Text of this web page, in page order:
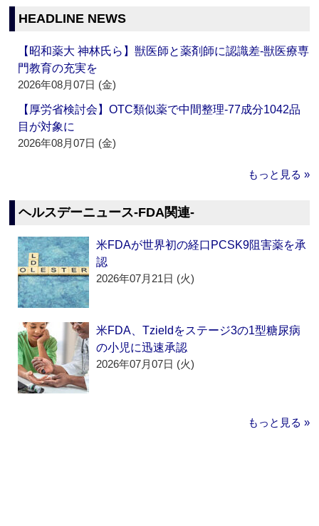
HEADLINE NEWS
【昭和薬大 神林氏ら】獣医師と薬剤師に認識差‐獣医療専
門教育の充実を
2026年08月07日 (金)
【厚労省検討会】OTC類似薬で中間整理‐77成分1042品
目が対象に
2026年08月07日 (金)
もっと見る »
ヘルスデーニュース‐FDA関連‐
米FDAが世界初の経口PCSK9阻害薬を承
認
2026年07月21日 (火)
米FDA、Tzieldをステージ3の1型糖尿病
の小児に迅速承認
2026年07月07日 (火)
もっと見る »